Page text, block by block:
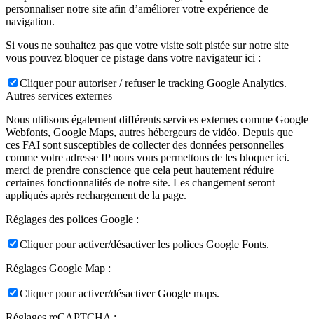
personnaliser notre site afin d’améliorer votre expérience de
navigation.
Si vous ne souhaitez pas que votre visite soit pistée sur notre site
vous pouvez bloquer ce pistage dans votre navigateur ici :
Cliquer pour autoriser / refuser le tracking Google Analytics.
Autres services externes
Nous utilisons également différents services externes comme Google
Webfonts, Google Maps, autres hébergeurs de vidéo. Depuis que
ces FAI sont susceptibles de collecter des données personnelles
comme votre adresse IP nous vous permettons de les bloquer ici.
merci de prendre conscience que cela peut hautement réduire
certaines fonctionnalités de notre site. Les changement seront
appliqués après rechargement de la page.
Réglages des polices Google :
Cliquer pour activer/désactiver les polices Google Fonts.
Réglages Google Map :
Cliquer pour activer/désactiver Google maps.